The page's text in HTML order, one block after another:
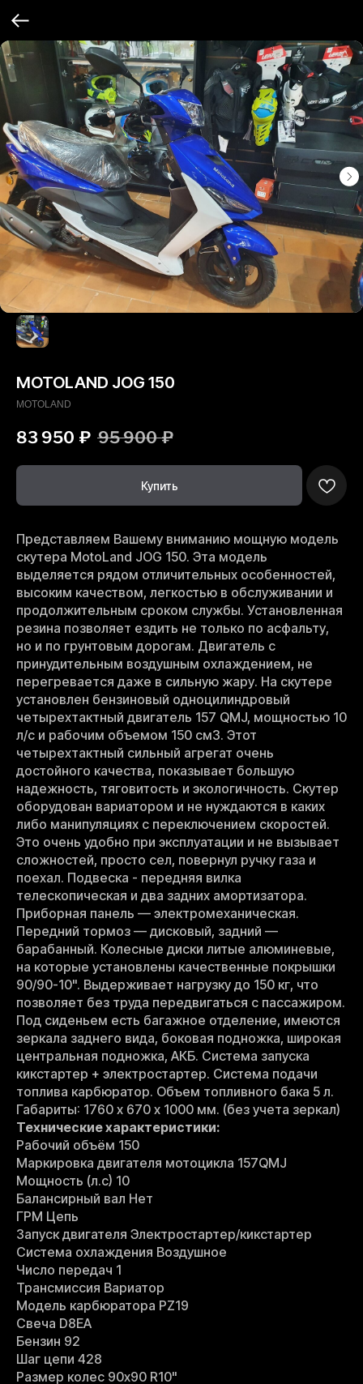
MOTOLAND JOG 150
MOTOLAND
83 950 ₽ 95 900 ₽
Купить
Представляем Вашему вниманию мощную модель
скутера MotoLand JOG 150. Эта модель
выделяется рядом отличительных особенностей,
высоким качеством, легкостью в обслуживании и
продолжительным сроком службы. Установленная
резина позволяет ездить не только по асфальту,
но и по грунтовым дорогам. Двигатель с
принудительным воздушным охлаждением, не
перегревается даже в сильную жару. На скутере
установлен бензиновый одноцилиндровый
четырехтактный двигатель 157 QMJ, мощностью 10
л/с и рабочим объемом 150 см3. Этот
четырехтактный сильный агрегат очень
достойного качества, показывает большую
надежность, тяговитость и экологичность. Скутер
оборудован вариатором и не нуждаются в каких
либо манипуляциях с переключением скоростей.
Это очень удобно при эксплуатации и не вызывает
сложностей, просто сел, повернул ручку газа и
поехал. Подвеска - передняя вилка
телескопическая и два задних амортизатора.
Приборная панель — электромеханическая.
Передний тормоз — дисковый, задний —
барабанный. Колесные диски литые алюминевые,
на которые установлены качественные покрышки
90/90-10". Выдерживает нагрузку до 150 кг, что
позволяет без труда передвигаться с пассажиром.
Под сиденьем есть багажное отделение, имеются
зеркала заднего вида, боковая подножка, широкая
центральная подножка, АКБ. Система запуска
кикстартер + электростартер. Система подачи
топлива карбюратор. Объем топливного бака 5 л.
Габариты: 1760 х 670 х 1000 мм. (без учета зеркал)
Технические характеристики:
Рабочий объём 150
Маркировка двигателя мотоцикла 157QMJ
Мощность (л.с) 10
Балансирный вал Нет
ГРМ Цепь
Запуск двигателя Электростартер/кикстартер
Система охлаждения Воздушное
Число передач 1
Трансмиссия Вариатор
Модель карбюратора PZ19
Свеча D8EA
Бензин 92
Шаг цепи 428
Размер колес 90х90 R10"